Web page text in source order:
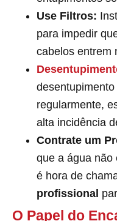
Use Filtros:
para impedir
cabelos entrem
regularmente,
alta incidência
Contrate um
que a água não
é hora de
profissional
O Papel do